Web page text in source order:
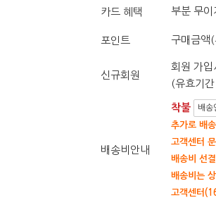
카드 혜택 부분 무
포인트 구매금액
신규회원
회원 가
(유효기
배송비안내
착불 배송
추가로 배
고객센터
배송비 선
배송비는
고객센터